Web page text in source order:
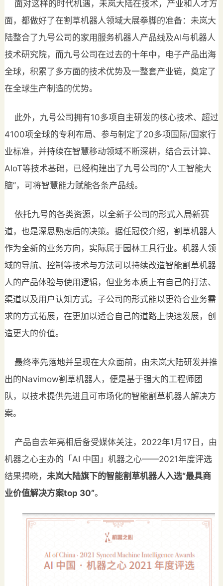
面对这样的时代机遇，未岚大陆在技术，产业和人才方
面，都做好了在割草机器人领域大展拳脚的准备：未岚大
陆整合了九号公司的家用服务机器人产品线及AI与机器人
技术研究院，而九号公司在过去的十年中，电子产品出海
全球，积累了多方面的技术优势及一整套产业链，奠定了
在全球生产制造的优势。
此外，九号公司拥有10多项自主研发的核心技术、超过
4100项全球的专利布局、参与制定了20多项国际/国家行
业标准，并持续在智慧移动领域不断深耕，结合云计算、
AIoT等技术基础，已经构建出了九号公司的“人工智能大
脑”，可将智慧能力赋能各条产品线。
依托九号的各类资源，以全新子公司的形式入局新赛
道，也是深思熟虑后的决策。据任冠佼介绍，割草机器人
作为全新的业务方向，实际属于园林工具行业。机器人领
域的导航、控制等技术与方法可以持续改造智能割草机器
人的产品体验与使用逻辑，但业务本质上有自己的打法、
渠道以及用户认知方式。子公司的形式能以更符合业务需
求的方式拓展，在更加以适合自己的道路上快速发展，创
造更大的价值。
最终率先落地并呈现在大众面前，由未岚大陆研发并推
出的Navimow割草机器人，便是基于强大的工程师团
队，以技术提供先进且可市场化的智能割草机器人解决方
案。
产品自去年亮相后备受媒体关注，2022年1月17日，由
机器之心主办的「AI 中国」机器之心——2021年度评选
结果揭晓， 未岚大陆旗下的智能割草机器人入选“最具商
业价值解决方案top 30”。